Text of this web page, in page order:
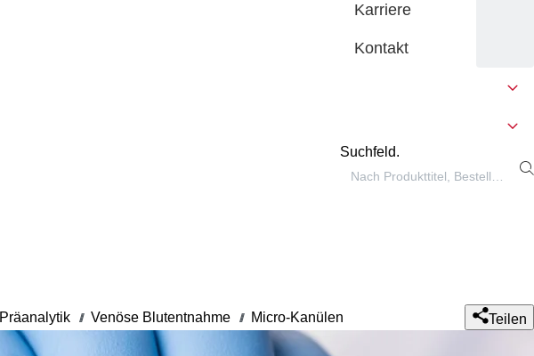
Karriere
Kontakt
Suchfeld.
Präanalytik /// Venöse Blutentnahme /// Micro-Kanülen Teilen